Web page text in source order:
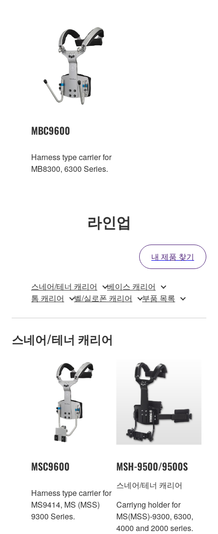
MBC9600
Harness type carrier for
MB8300, 6300 Series.
라인업
내 제품 찾기
스네어/테너 캐리어
베이스 캐리어
톰 캐리어
벨/실로폰 캐리어 부품 목록
스네어/테너 캐리어
MSC9600
Harness type carrier for
MS9414, MS (MSS)
9300 Series.
MSH-9500/9500S
스네어/테너 캐리어
Carriyng holder for
MS(MSS)-9300, 6300,
4000 and 2000 series.